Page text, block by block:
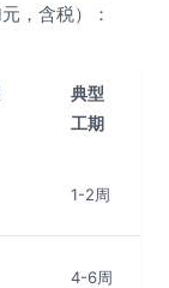
，含税）：
典型
工期
1-2周
4-6周